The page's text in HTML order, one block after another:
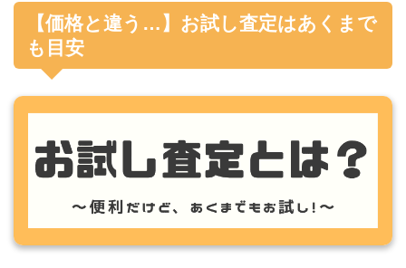
【価格と違う…】お試し査定はあくまで
も目安